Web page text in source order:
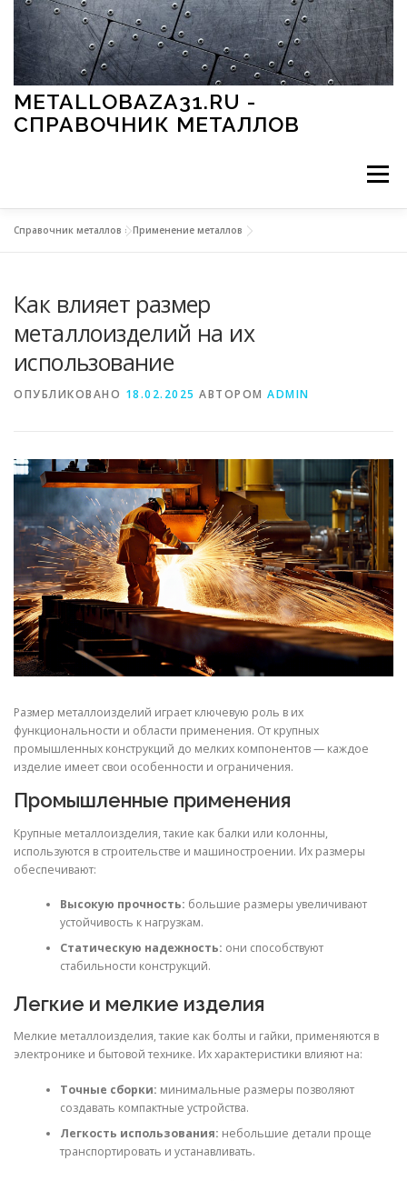
Перейти к содержимому
METALLOBAZA31.RU -
СПРАВОЧНИК МЕТАЛЛОВ
Меню
МЕТАЛЛЫ И ОКРУЖАЮЩАЯ СРЕДА
СТАТЬИ
Справочник металлов »Применение металлов
Как влияет размер
металлоизделий на их
использование
ОПУБЛИКОВАНО 18.02.2025 АВТОРОМ ADMIN
Размер металлоизделий играет ключевую роль в их
функциональности и области применения. От крупных
промышленных конструкций до мелких компонентов — каждое
изделие имеет свои особенности и ограничения.
Промышленные применения
Крупные металлоизделия, такие как балки или колонны,
используются в строительстве и машиностроении. Их размеры
обеспечивают:
Высокую прочность: большие размеры увеличивают
устойчивость к нагрузкам.
Статическую надежность: они способствуют
стабильности конструкций.
Легкие и мелкие изделия
Мелкие металлоизделия, такие как болты и гайки, применяются в
электронике и бытовой технике. Их характеристики влияют на:
Точные сборки: минимальные размеры позволяют
создавать компактные устройства.
Легкость использования: небольшие детали проще
транспортировать и устанавливать.